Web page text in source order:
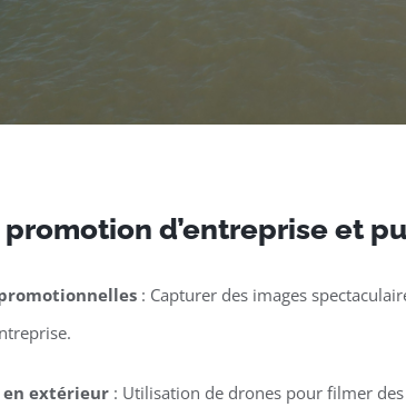
d’entreprise et
: Capturer des images
en extérieur: Utilisation de drones pour filmer